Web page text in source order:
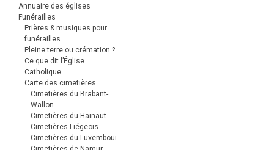
Annuaire des églises
Funérailles
Prières & musiques pour
funérailles
Pleine terre ou crémation ?
Ce que dit l’Église
Catholique.
Carte des cimetières
Cimetières du Brabant-
Wallon
Cimetières du Hainaut
Cimetières Liégeois
Cimetières du Luxembourg